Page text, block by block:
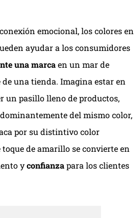
emocional, los colores en
ayudar a los consumidores
una marcaen un mar de
de una tienda. Imagina estar en
un pasillo lleno de productos,
del mismo color,
por su distintivo color
de amarillo se convierte en
yconfianzapara los clientes